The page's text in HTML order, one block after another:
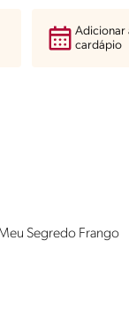
Adicionar
cardápio
Segredo Frango